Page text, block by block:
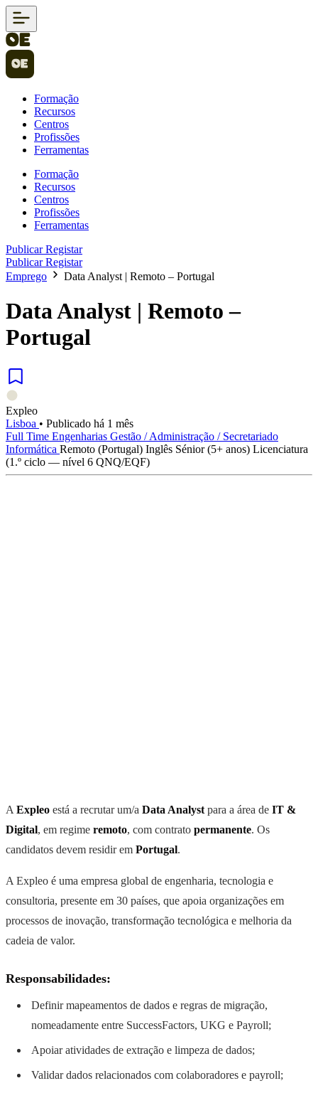
Formação
Recursos
Centros
Profissões
Ferramentas
Formação
Recursos
Centros
Profissões
Ferramentas
PublicarRegistar
PublicarRegistar
Emprego
Data Analyst | Remoto – Portugal
Data Analyst | Remoto –
Portugal
Expleo
Lisboa • Publicado há 1 mês
Full Time Engenharias Gestão / Administração / Secretariado
Informática Remoto (Portugal) Inglês Sénior (5+ anos) Licenciatura
(1.º ciclo — nível 6 QNQ/EQF)
A Expleo está a recrutar um/a Data Analyst para a área de IT &
Digital, em regime remoto, com contrato permanente. Os
candidatos devem residir em Portugal.
A Expleo é uma empresa global de engenharia, tecnologia e
consultoria, presente em 30 países, que apoia organizações em
processos de inovação, transformação tecnológica e melhoria da
cadeia de valor.
Responsabilidades:
Definir mapeamentos de dados e regras de migração,
nomeadamente entre SuccessFactors, UKG e Payroll;
Apoiar atividades de extração e limpeza de dados;
Validar dados relacionados com colaboradores e payroll;